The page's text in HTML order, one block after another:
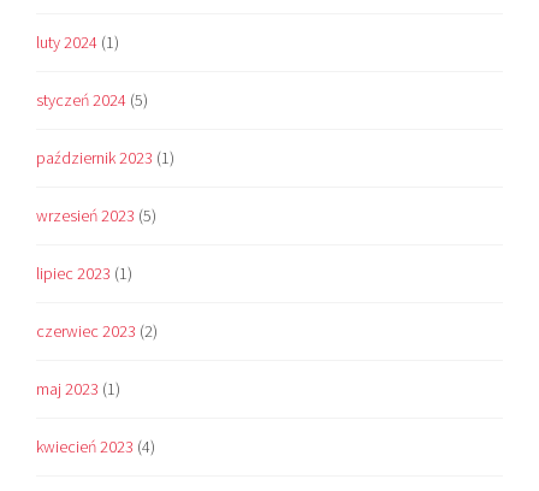
luty 2024 (1)
styczeń 2024 (5)
październik 2023 (1)
wrzesień 2023 (5)
lipiec 2023 (1)
czerwiec 2023 (2)
maj 2023 (1)
kwiecień 2023 (4)